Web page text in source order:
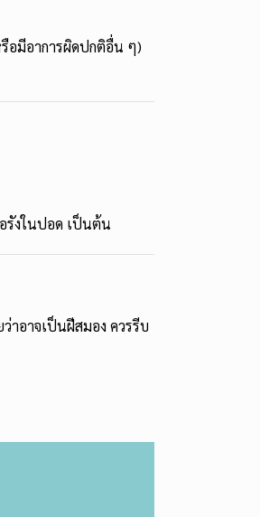
อมีอาการผิดปกติอื่น ๆ)
รังในปอด เป็นต้น
าอาจเป็นฝีสมอง ควรรีบ